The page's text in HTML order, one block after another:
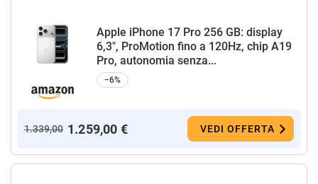
Apple iPhone 17 Pro 256 GB: display
6,3", ProMotion fino a 120Hz, chip A19
Pro, autonomia senza...
−6%
1.339,00 1.259,00 € VEDI OFFERTA